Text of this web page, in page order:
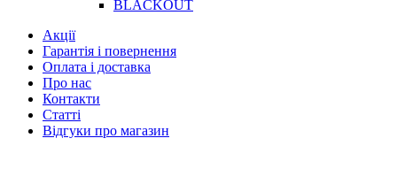
BLACKOUT
Акції
Гарантія і повернення
Оплата і доставка
Про нас
Контакти
Статті
Відгуки про магазин